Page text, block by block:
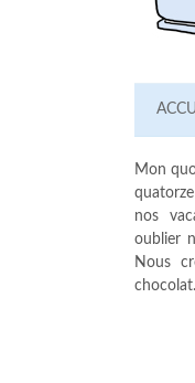
Mon
nos
oublier
Nous